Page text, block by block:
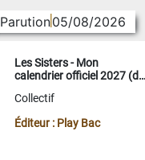
Parution05/08/2026
Les Sisters - Mon
calendrier officiel 2027 (de
Collectif
Éditeur : Play Bac